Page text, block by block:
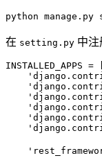
python
在 setting.py 中注
INSTALLED_APPS =